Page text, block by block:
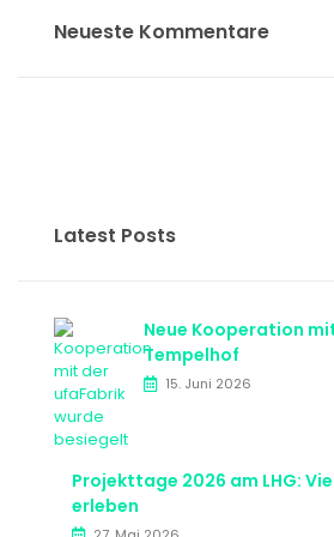
Neueste Kommentare
Latest Posts
Neue Kooperation
Tempelhof
15. Juni 2026
Projekttage 2026 am LHG:
erleben